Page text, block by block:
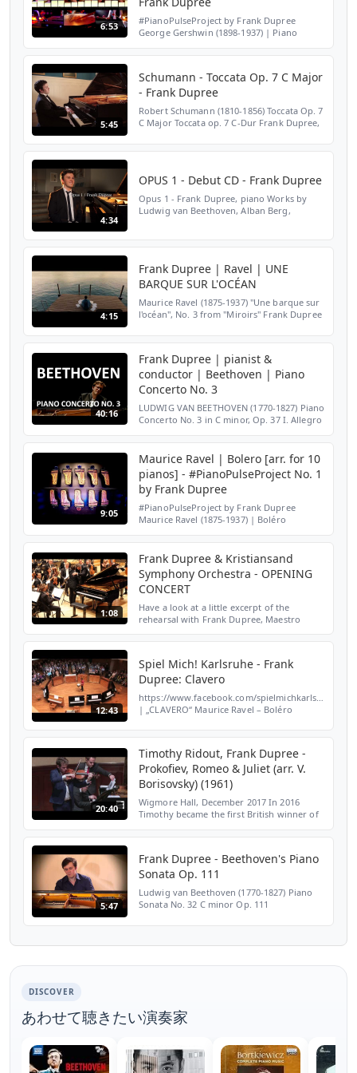
6:53
#PianoPulseProject by Frank Dupree
George Gershwin (1898-1937) | Piano
5:45
Schumann - Toccata Op. 7 C Major
- Frank Dupree
Robert Schumann (1810-1856) Toccata Op. 7
C Major Toccata op. 7 C-Dur Frank Dupree,
4:34
OPUS 1 - Debut CD - Frank Dupree
Opus 1 - Frank Dupree, piano Works by
Ludwig van Beethoven, Alban Berg,
4:15
Frank Dupree | Ravel | UNE
BARQUE SUR L'OCÉAN
Maurice Ravel (1875-1937) "Une barque sur
l'océan", No. 3 from "Miroirs" Frank Dupree
40:16
Frank Dupree | pianist &
conductor | Beethoven | Piano
Concerto No. 3
LUDWIG VAN BEETHOVEN (1770-1827) Piano
Concerto No. 3 in C minor, Op. 37 I. Allegro
con...
9:05
Maurice Ravel | Bolero [arr. for 10
pianos] - #PianoPulseProject No. 1
by Frank Dupree
#PianoPulseProject by Frank Dupree
Maurice Ravel (1875-1937) | Boléro
www.frank-dupree.de Facebook: ...
1:08
Frank Dupree & Kristiansand
Symphony Orchestra - OPENING
CONCERT
Have a look at a little excerpt of the
rehearsal with Frank Dupree, Maestro
12:43
Spiel Mich! Karlsruhe - Frank
Dupree: Clavero
https://www.facebook.com/spielmichkarlsruhe
| „CLAVERO“ Maurice Ravel – Boléro
20:40
Timothy Ridout, Frank Dupree -
Prokofiev, Romeo & Juliet (arr. V.
Borisovsky) (1961)
Wigmore Hall, December 2017 In 2016
Timothy became the first British winner of
5:47
Frank Dupree - Beethoven's Piano
Sonata Op. 111
Ludwig van Beethoven (1770-1827) Piano
Sonata No. 32 C minor Op. 111
DISCOVER
あわせて聴きたい演奏家